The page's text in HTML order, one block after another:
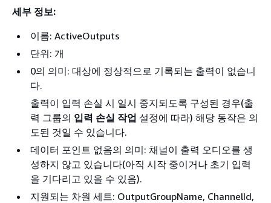
세부 정보:
이름: ActiveOutputs
단위: 개
0의 의미: 대상에 정상적으로 기록되는 출력이 없습니
다.
출력이 입력 손실 시 일시 중지되도록 구성된 경우(출
력 그룹의 입력 손실 작업 설정에 따라) 해당 동작은 의
도된 것일 수 있습니다.
데이터 포인트 없음의 의미: 채널이 출력 오디오를 생
성하지 않고 있습니다(아직 시작 중이거나 초기 입력
을 기다리고 있을 수 있음).
지원되는 차원 세트: OutputGroupName, ChannelId,